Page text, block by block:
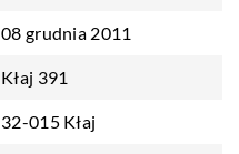
08 grudnia 2011
Kłaj 391
32-015 Kłaj